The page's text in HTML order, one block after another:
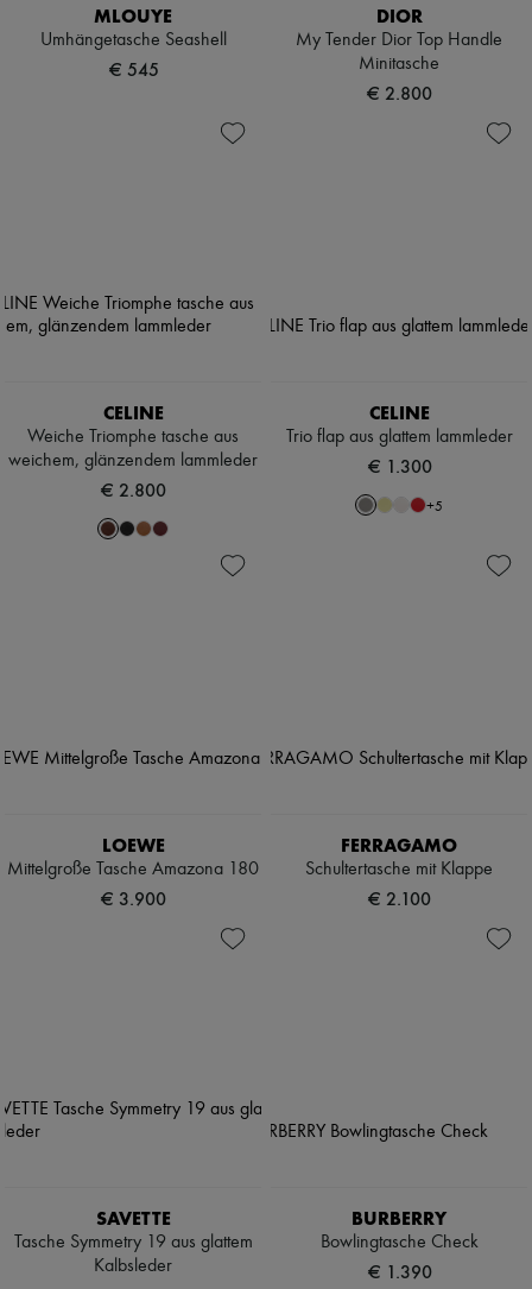
MLOUYE
Umhängetasche Seashell
€ 545
DIOR
My Tender Dior Top Handle
Minitasche
€ 2.800
CELINE
Weiche Triomphe tasche aus
weichem, glänzendem lammleder
€ 2.800
CELINE
Trio flap aus glattem lammleder
€ 1.300
+5
LOEWE
Mittelgroße Tasche Amazona 180
€ 3.900
FERRAGAMO
Schultertasche mit Klappe
€ 2.100
SAVETTE
Tasche Symmetry 19 aus glattem
Kalbsleder
BURBERRY
Bowlingtasche Check
€ 1.390